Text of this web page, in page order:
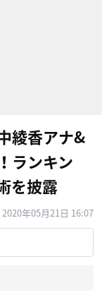
綾香アナ&
ランキン
を披露
2020年05月21日 16:07